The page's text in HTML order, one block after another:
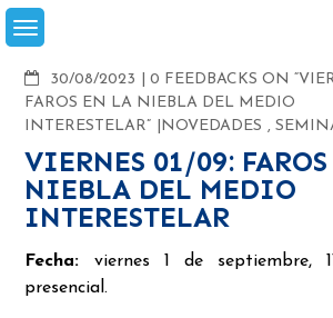
Skip
to
30/08/2023
COMMENTS
0 FEEDBACKS ON
FAROS EN LA NIEBLA DEL MEDIO
INTERESTELAR”
NOVEDADES ,
VIERNES 01/09:
NIEBLA DEL MEDIO
INTERESTELAR
Fecha: viernes 1 de septiembre,
presencial.